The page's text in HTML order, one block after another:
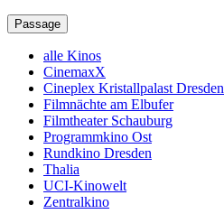
Passage
alle Kinos
CinemaxX
Cineplex Kristallpalast Dresden
Filmnächte am Elbufer
Filmtheater Schauburg
Programmkino Ost
Rundkino Dresden
Thalia
UCI-Kinowelt
Zentralkino